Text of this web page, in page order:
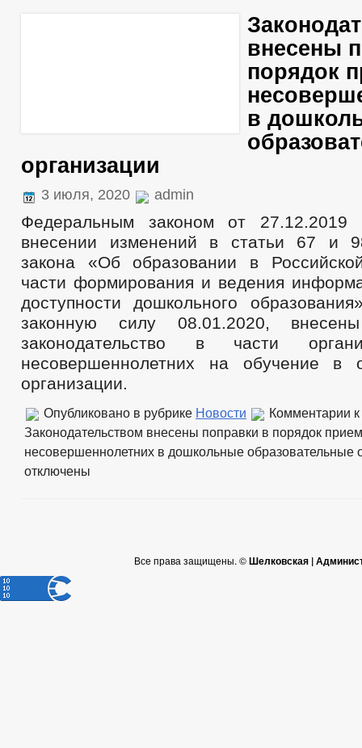
внесены
порядок
в
организации
3 июля, 2020 admin
Федеральным законом от
внесении изменений в статьи 67 и
закона «Об образовании в
части формирования и ведения
доступности дошкольного
законную силу 08.01.2020,
законодательство в части
несовершеннолетних на обучение в
организации.
Опубликовано в рубрике Новости Комментарии
Законодательством внесены поправки в порядок
несовершеннолетних в дошкольные образовательные
отключены
Все права защищены. ©Шелковская |